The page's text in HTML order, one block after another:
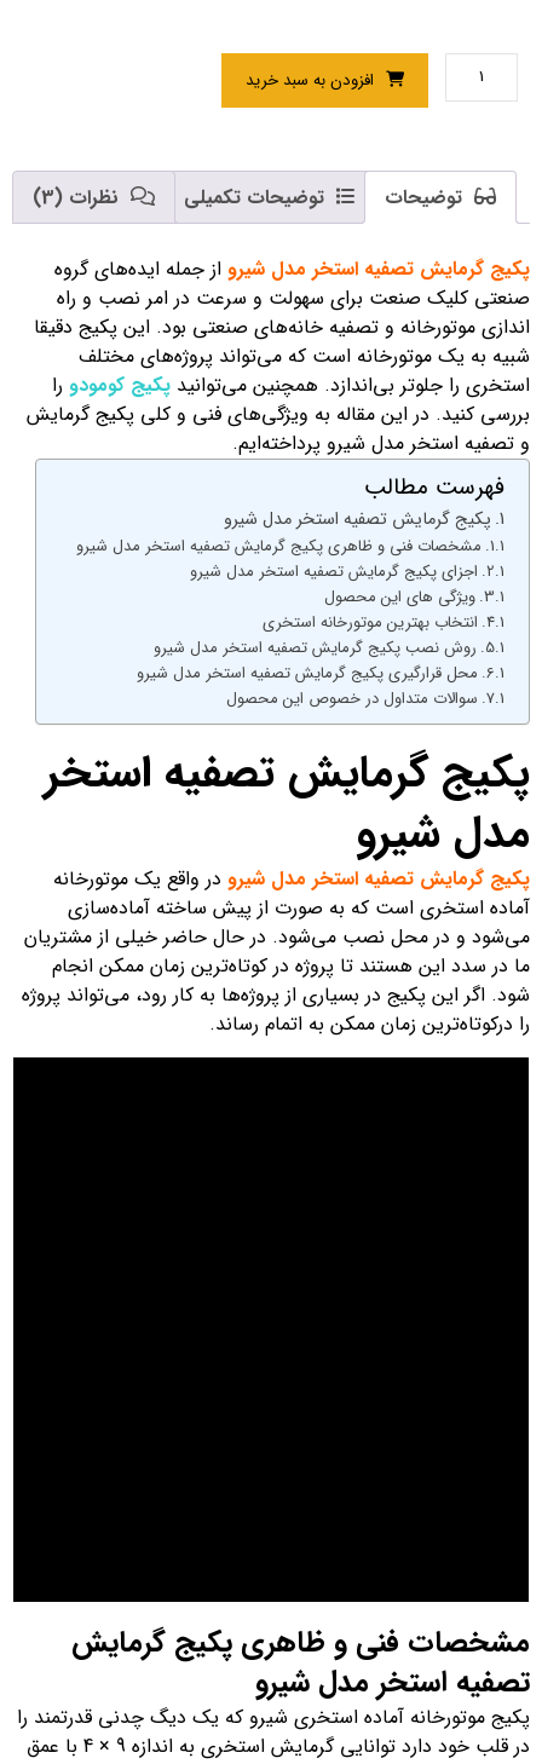
افزودن به سبد خرید
توضیحات توضیحات تکمیلی نظرات (3)
پکیج گرمایش تصفیه استخر مدل شیرو از جمله ایده‌های گروه
صنعتی کلیک صنعت برای سهولت و سرعت در امر نصب و راه
اندازی موتورخانه و تصفیه خانه‌های صنعتی بود. این پکیج دقیقا
شبیه به یک موتورخانه است که می‌تواند پروژه‌های مختلف
استخری را جلوتر بی‌اندازد. همچنین می‌توانید پکیج کومودو را
بررسی کنید. در این مقاله به ویژگی‌های فنی و کلی پکیج گرمایش
و تصفیه استخر مدل شیرو پرداخته‌ایم.
فهرست مطالب
پکیج گرمایش تصفیه استخر مدل شیرو
مشخصات فنی و ظاهری پکیج گرمایش تصفیه استخر مدل شیرو
اجزای پکیج گرمایش تصفیه استخر مدل شیرو
ویژگی های این محصول
انتخاب بهترین موتورخانه استخری
روش نصب پکیج گرمایش تصفیه استخر مدل شیرو
محل قرارگیری پکیج گرمایش تصفیه استخر مدل شیرو
سوالات متداول در خصوص این محصول
پکیج گرمایش تصفیه استخر
مدل شیرو
پکیج گرمایش تصفیه استخر مدل شیرو در واقع یک موتورخانه
آماده استخری است که به صورت از پیش ساخته آماده‌سازی
می‌شود و در محل نصب می‌شود. در حال حاضر خیلی از مشتریان
ما در سدد این هستند تا پروژه در کوتاه‌ترین زمان ممکن انجام
شود. اگر این پکیج در بسیاری از پروژه‌ها به کار رود، می‌تواند پروژه
را درکوتاه‌ترین زمان ممکن به اتمام رساند.
مشخصات فنی و ظاهری پکیج گرمایش
تصفیه استخر مدل شیرو
پکیج موتورخانه آماده استخری شیرو که یک دیگ چدنی قدرتمند را
در قلب خود دارد توانایی گرمایش استخری به اندازه 9 × 4 با عمق